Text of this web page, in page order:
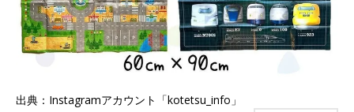
出典：Instagramアカウント「kotetsu_info」